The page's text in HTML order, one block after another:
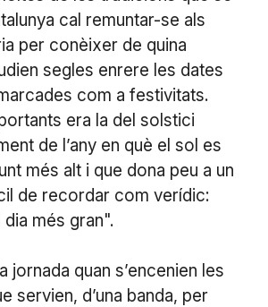
cal remuntar-se als
per conèixer de quina
segles enrere les dates
com a festivitats.
era la del solstici
de l’any en què el sol es
més alt i que dona peu a un
de recordar com verídic:
més gran".
jornada quan s’encenien les
servien, d’una banda, per